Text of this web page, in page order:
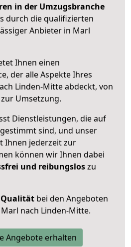
in der Umzugsbranche
durch die qualifizierten
Anbieter in Marl
Ihnen einen
der alle Aspekte Ihres
Linden-Mitte abdeckt, von
Umsetzung.
Dienstleistungen, die auf
sind, und unser
Ihnen jederzeit zur
können wir Ihnen dabei
und reibungsloszu
bei den Angeboten
nach Linden-Mitte.
Angebote erhalten